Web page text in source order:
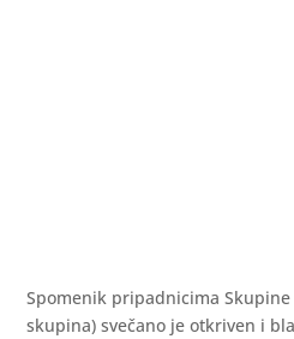
Spomenik pripadnicima Skupine
skupina) svečano je otkriven i